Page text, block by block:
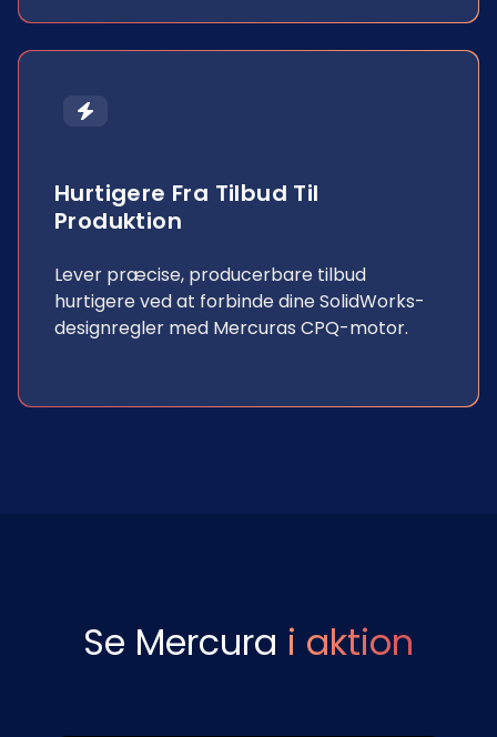
Hurtigere Fra Tilbud Til
Produktion
Lever præcise, producerbare tilbud
hurtigere ved at forbinde dine SolidWorks-
designregler med Mercuras CPQ-motor.
Se Mercura i aktion